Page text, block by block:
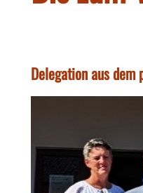
Delegation aus dem